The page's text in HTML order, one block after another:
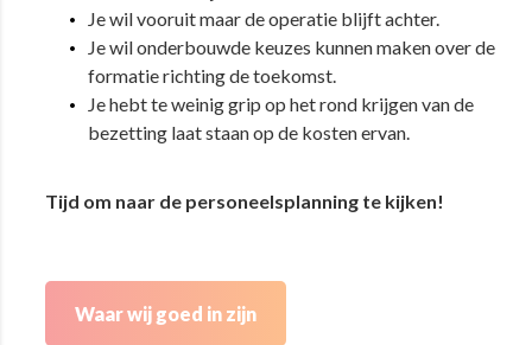
Je wil vooruit maar de operatie blijft achter.
Je wil onderbouwde keuzes kunnen maken over de
formatie richting de toekomst.
Je hebt te weinig grip op het rond krijgen van de
bezetting laat staan op de kosten ervan.
Tijd om naar de personeelsplanning te kijken!
Waar wij goed in zijn